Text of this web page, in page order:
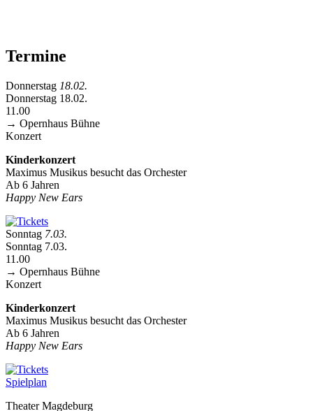
Termine
Donnerstag 18.02.
Donnerstag 18.02.
11.00
→ Opernhaus Bühne
Konzert
Kinderkonzert
Maximus Musikus besucht das Orchester
Ab 6 Jahren
Happy New Ears
Sonntag 7.03.
Sonntag 7.03.
11.00
→ Opernhaus Bühne
Konzert
Kinderkonzert
Maximus Musikus besucht das Orchester
Ab 6 Jahren
Happy New Ears
Spielplan
Theater Magdeburg